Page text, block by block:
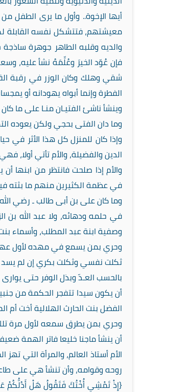
أيها الإخوة.. وأول ما يرى الطفل
معيشتهم، فتتشكل نفسه القابلة
والديه وقلبه الطاهر جوهرة
فإن عُوّد الخيرَ وعُلِّمَهُ نشأ عليه،
شقي وهلك وكان الوزر في رقبة
الفطرة وإنما أبواه يهودانه أو
وينشأ ناشئ الفتيـان منـا على ما
وما دان الفتى بحجي ولكن يعوده
وإذا كان للمنزل كل هذا الأثر في
الدين والفضيلة، والأم تأتي
والأم إذا صلحت فانتظر من ابنها
في عظمة الكثيرين منهم ما بثته
وما كان على بن أبى طالب ـ رضي
في حلمه ودهائه، ولا عبد الله بن
وصفية ابنة عبد المطلب، وأسماء
وحري بمن يسمع في مهده لأول عهده
ثكلت نفسي وثكلت بكري إن لم يسد
بالحسب العـدّ وبذل الوفر حتى
أن يكون سيدا تتفجر الحكمة من
الفضل بنت الحارث الهلالية أخت
وحري بمن يطرق سمعه لأول مرة تلك
أن ينشأ ماجنا خليعا فاتر الهمة
الأم أستاذ العالم، والمرأة التي
روحه وقوامه، وأن تنشأ هي على